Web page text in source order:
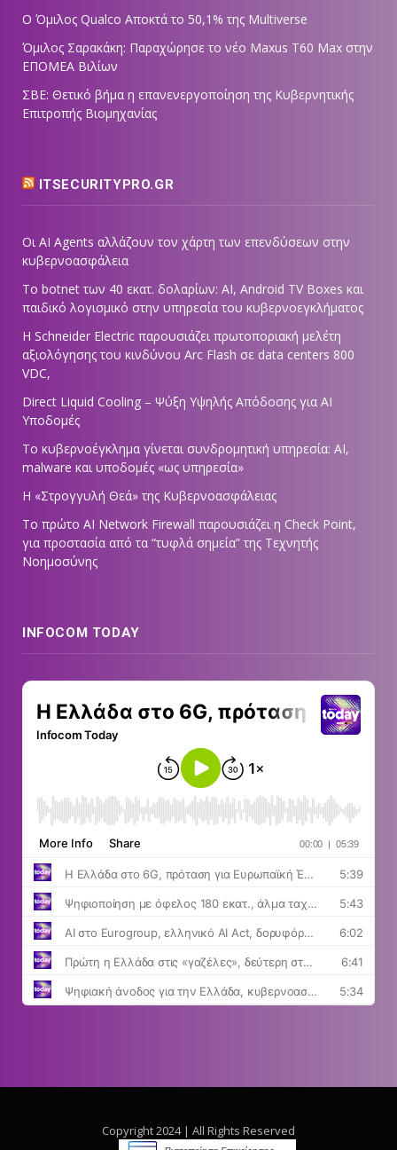
Ο Όμιλος Qualco Αποκτά το 50,1% της Multiverse
Όμιλος Σαρακάκη: Παραχώρησε το νέο Maxus T60 Max στην
ΕΠΟΜΕΑ Βιλίων
ΣΒΕ: Θετικό βήμα η επανενεργοποίηση της Κυβερνητικής
Επιτροπής Βιομηχανίας
ITSECURITYPRO.GR
Οι AI Agents αλλάζουν τον χάρτη των επενδύσεων στην
κυβερνοασφάλεια
Το botnet των 40 εκατ. δολαρίων: AI, Android TV Boxes και
παιδικό λογισμικό στην υπηρεσία του κυβερνοεγκλήματος
Η Schneider Electric παρουσιάζει πρωτοποριακή μελέτη
αξιολόγησης του κινδύνου Arc Flash σε data centers 800
VDC,
Direct Liquid Cooling – Ψύξη Υψηλής Απόδοσης για AI
Υποδομές
Το κυβερνοέγκλημα γίνεται συνδρομητική υπηρεσία: AI,
malware και υποδομές «ως υπηρεσία»
Η «Στρογγυλή Θεά» της Κυβερνοασφάλειας
Tο πρώτο AI Network Firewall παρουσιάζει η Check Point,
για προστασία από τα “τυφλά σημεία” της Τεχνητής
Νοημοσύνης
INFOCOM TODAY
Copyright 2024 | All Rights Reserved